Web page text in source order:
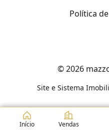
Política
© 2026
Site e Sistema
Início Vendas